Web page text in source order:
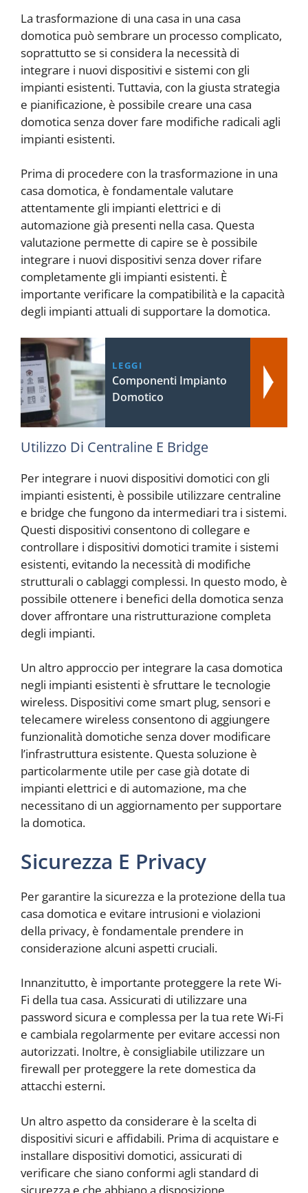
La trasformazione di una casa in una casa
domotica può sembrare un processo complicato,
soprattutto se si considera la necessità di
integrare i nuovi dispositivi e sistemi con gli
impianti esistenti. Tuttavia, con la giusta strategia
e pianificazione, è possibile creare una casa
domotica senza dover fare modifiche radicali agli
impianti esistenti.
Prima di procedere con la trasformazione in una
casa domotica, è fondamentale valutare
attentamente gli impianti elettrici e di
automazione già presenti nella casa. Questa
valutazione permette di capire se è possibile
integrare i nuovi dispositivi senza dover rifare
completamente gli impianti esistenti. È
importante verificare la compatibilità e la capacità
degli impianti attuali di supportare la domotica.
LEGGI
Componenti Impianto
Domotico
Utilizzo Di Centraline E Bridge
Per integrare i nuovi dispositivi domotici con gli
impianti esistenti, è possibile utilizzare centraline
e bridge che fungono da intermediari tra i sistemi.
Questi dispositivi consentono di collegare e
controllare i dispositivi domotici tramite i sistemi
esistenti, evitando la necessità di modifiche
strutturali o cablaggi complessi. In questo modo, è
possibile ottenere i benefici della domotica senza
dover affrontare una ristrutturazione completa
degli impianti.
Un altro approccio per integrare la casa domotica
negli impianti esistenti è sfruttare le tecnologie
wireless. Dispositivi come smart plug, sensori e
telecamere wireless consentono di aggiungere
funzionalità domotiche senza dover modificare
l’infrastruttura esistente. Questa soluzione è
particolarmente utile per case già dotate di
impianti elettrici e di automazione, ma che
necessitano di un aggiornamento per supportare
la domotica.
Sicurezza E Privacy
Per garantire la sicurezza e la protezione della tua
casa domotica e evitare intrusioni e violazioni
della privacy, è fondamentale prendere in
considerazione alcuni aspetti cruciali.
Innanzitutto, è importante proteggere la rete Wi-
Fi della tua casa. Assicurati di utilizzare una
password sicura e complessa per la tua rete Wi-Fi
e cambiala regolarmente per evitare accessi non
autorizzati. Inoltre, è consigliabile utilizzare un
firewall per proteggere la rete domestica da
attacchi esterni.
Un altro aspetto da considerare è la scelta di
dispositivi sicuri e affidabili. Prima di acquistare e
installare dispositivi domotici, assicurati di
verificare che siano conformi agli standard di
sicurezza e che abbiano a disposizione